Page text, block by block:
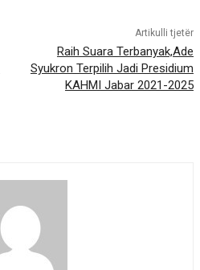
Artikulli tjetër
Raih Suara Terbanyak,Ade
Syukron Terpilih Jadi Presidium
KAHMI Jabar 2021-2025